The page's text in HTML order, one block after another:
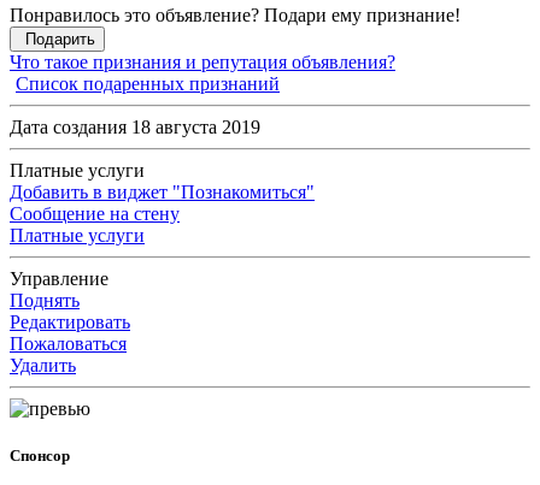
Понравилось это объявление? Подари ему признание!
Подарить
Что такое признания и репутация объявления?
Список подаренных признаний
Дата создания 18 августа 2019
Платные услуги
Добавить в виджет "Познакомиться"
Сообщение на стену
Платные услуги
Управление
Поднять
Редактировать
Пожаловаться
Удалить
Спонсор